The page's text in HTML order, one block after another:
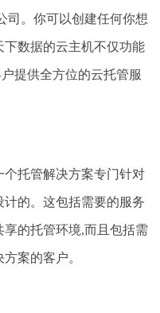
司。你可以创建任何你想
数据的云主机不仅功能
提供全方位的云托管服
托管解决方案专门针对
的。这包括需要的服务
的托管环境,而且包括需
案的客户。